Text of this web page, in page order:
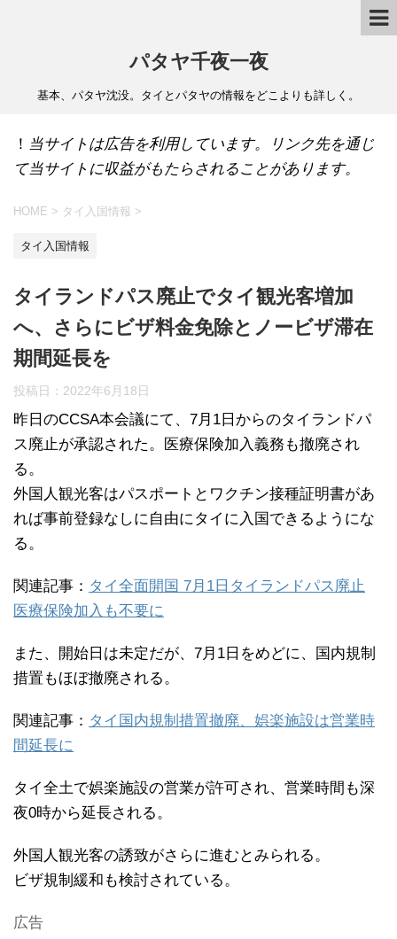
パタヤ千夜一夜
基本、パタヤ沈没。タイとパタヤの情報をどこよりも詳しく。
！ 当サイトは広告を利用しています。リンク先を通じ
て当サイトに収益がもたらされることがあります。
HOME > タイ入国情報 >
タイ入国情報
タイランドパス廃止でタイ観光客増加
へ、さらにビザ料金免除とノービザ滞在
期間延長を
投稿日： 2022年6月18日
昨日のCCSA本会議にて、7月1日からのタイランドパ
ス廃止が承認された。医療保険加入義務も撤廃され
る。
外国人観光客はパスポートとワクチン接種証明書があ
れば事前登録なしに自由にタイに入国できるようにな
る。
関連記事： タイ全面開国 7月1日タイランドパス廃止
医療保険加入も不要に
また、開始日は未定だが、7月1日をめどに、国内規制
措置もほぼ撤廃される。
関連記事： タイ国内規制措置撤廃、娯楽施設は営業時
間延長に
タイ全土で娯楽施設の営業が許可され、営業時間も深
夜0時から延長される。
外国人観光客の誘致がさらに進むとみられる。
ビザ規制緩和も検討されている。
広告